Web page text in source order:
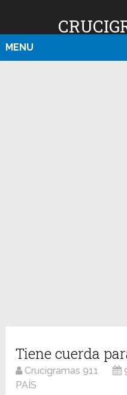
MENU
Tiene cuerda
Crucigramas 911
PAÍS